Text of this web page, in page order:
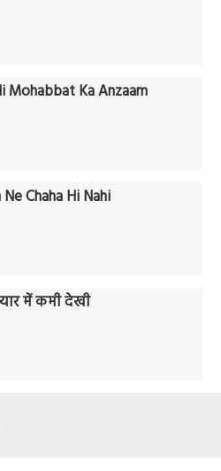
Mohabbat Ka Anzaam
Ne Chaha Hi Nahi
में कमी देखी